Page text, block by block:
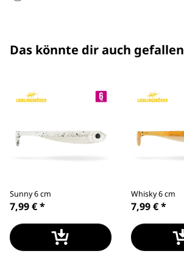
Das könnte dir auch gefallen
Sunny 6 cm
7,99 €*
Whisky 6 cm
7,99 €*